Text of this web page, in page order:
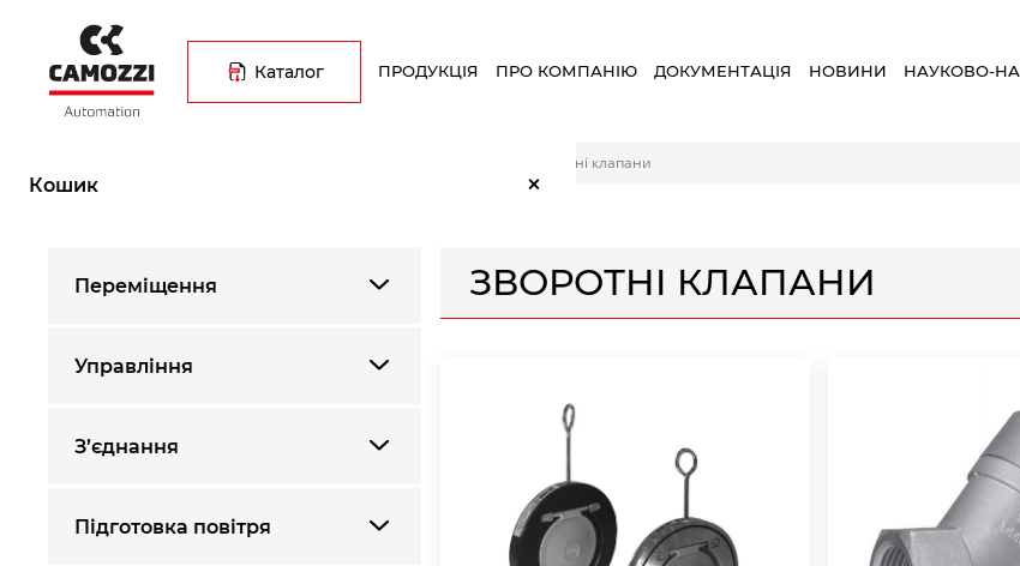
основного
вмісту
Каталог ПРОДУКЦІЯ ПРО КОМПАНІЮ ДОКУМЕНТАЦІЯ НОВИНИ НАУКОВО-
Кошик ×
навіґації
Зворотні клапани
Переміщення
Управління
З’єднання
Підготовка повітря
ЗВОРОТНІ КЛАПАНИ